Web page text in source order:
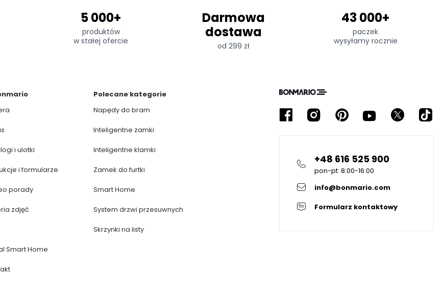
5 000+
produktów
w stałej ofercie
Darmowa
dostawa
od 299 zł
43 000+
paczek
wysyłamy rocznie
+48 616 525 900
pon-pt: 8:00-16:00
info@bonmario.com
Formularz kontaktowy
i ulotki
i formularze
porady
zdjęć
Smart Home
Polecane kategorie
Napędy do bram
Inteligentne zamki
Inteligentne klamki
Zamek do furtki
Smart Home
System drzwi przesuwnych
Skrzynki na listy